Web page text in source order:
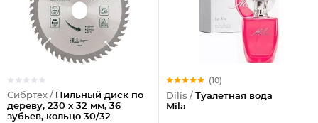
Сибртех / Пильный диск по
дереву, 230 х 32 мм, 36
зубьев, кольцо 30/32
(10)
Dilis / Туалетная вода
Mila